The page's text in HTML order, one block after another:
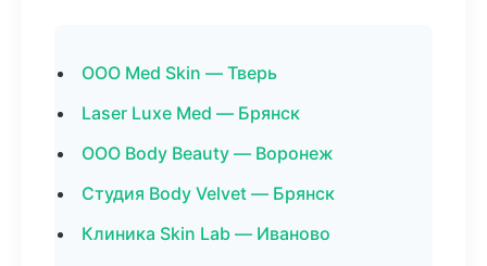
ООО Med Skin — Тверь
Laser Luxe Med — Брянск
ООО Body Beauty — Воронеж
Студия Body Velvet — Брянск
Клиника Skin Lab — Иваново